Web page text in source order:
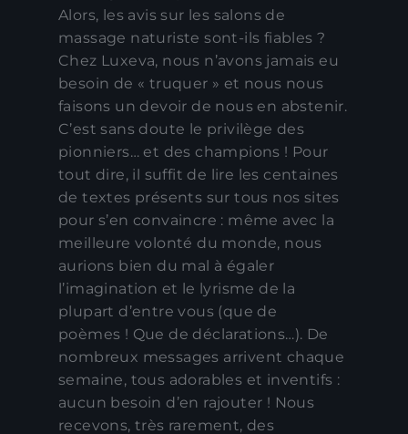
Alors, les avis sur les salons de
massage naturiste sont-ils fiables ?
Chez Luxeva, nous n’avons jamais eu
besoin de « truquer » et nous nous
faisons un devoir de nous en abstenir.
C’est sans doute le privilège des
pionniers… et des champions ! Pour
tout dire, il suffit de lire les centaines
de textes présents sur tous nos sites
pour s’en convaincre : même avec la
meilleure volonté du monde, nous
aurions bien du mal à égaler
l’imagination et le lyrisme de la
plupart d’entre vous (que de
poèmes ! Que de déclarations…). De
nombreux messages arrivent chaque
semaine, tous adorables et inventifs :
aucun besoin d’en rajouter ! Nous
recevons, très rarement, des